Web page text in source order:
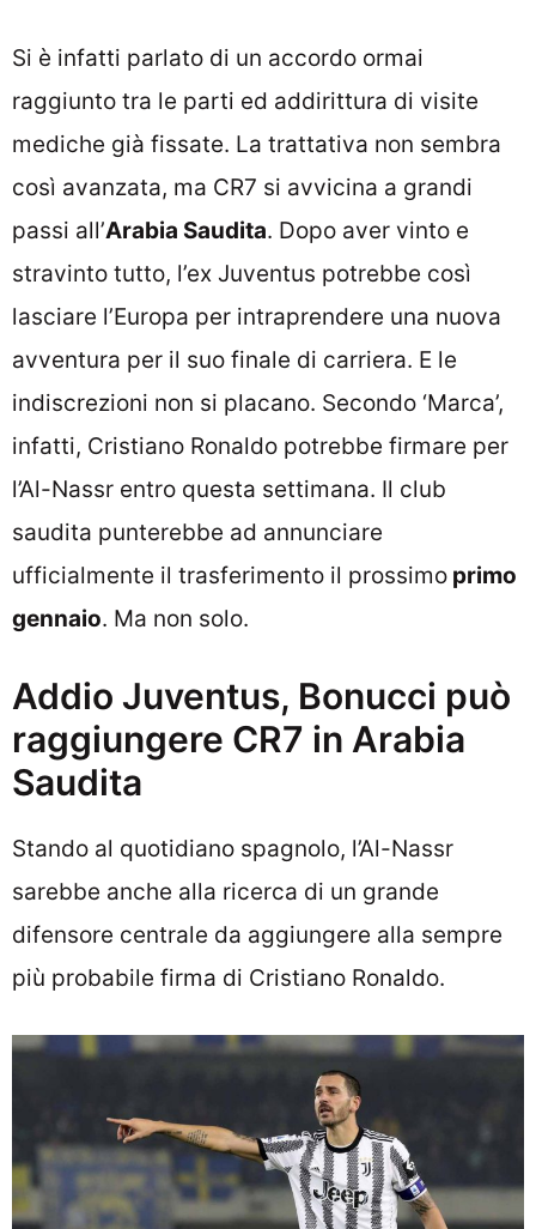
Si è infatti parlato di un accordo ormai
raggiunto tra le parti ed addirittura di visite
mediche già fissate. La trattativa non sembra
così avanzata, ma CR7 si avvicina a grandi
passi all’Arabia Saudita. Dopo aver vinto e
stravinto tutto, l’ex Juventus potrebbe così
lasciare l’Europa per intraprendere una nuova
avventura per il suo finale di carriera. E le
indiscrezioni non si placano. Secondo ‘Marca’,
infatti, Cristiano Ronaldo potrebbe firmare per
l’Al-Nassr entro questa settimana. Il club
saudita punterebbe ad annunciare
ufficialmente il trasferimento il prossimo primo
gennaio. Ma non solo.
Addio Juventus, Bonucci può
raggiungere CR7 in Arabia
Saudita
Stando al quotidiano spagnolo, l’Al-Nassr
sarebbe anche alla ricerca di un grande
difensore centrale da aggiungere alla sempre
più probabile firma di Cristiano Ronaldo.